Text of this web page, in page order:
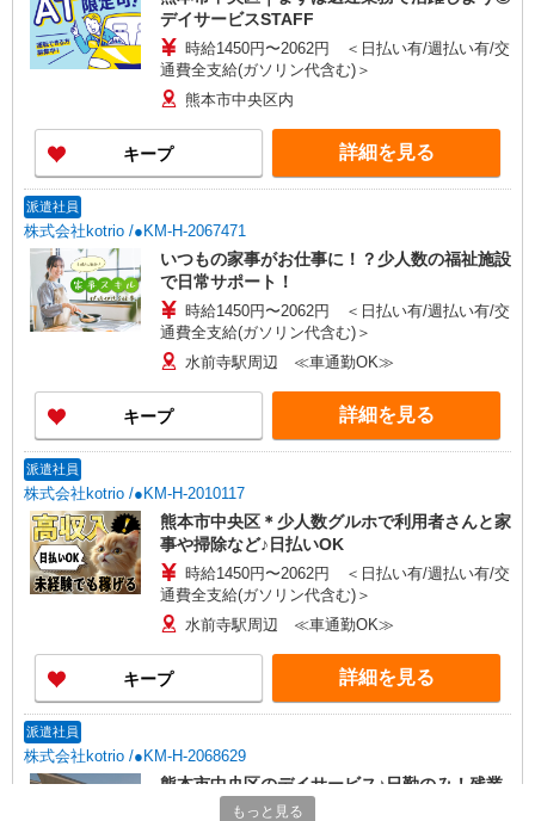
デイサービスSTAFF
時給1450円〜2062円 ＜日払い有/週払い有/交
通費全支給(ガソリン代含む)＞
熊本市中央区内
キープ 詳細を見る
派遣社員
株式会社kotrio /●KM-H-2067471
いつもの家事がお仕事に！？少人数の福祉施設
で日常サポート！
時給1450円〜2062円 ＜日払い有/週払い有/交
通費全支給(ガソリン代含む)＞
水前寺駅周辺 ≪車通勤OK≫
キープ 詳細を見る
派遣社員
株式会社kotrio /●KM-H-2010117
熊本市中央区＊少人数グルホで利用者さんと家
事や掃除など♪日払いOK
時給1450円〜2062円 ＜日払い有/週払い有/交
通費全支給(ガソリン代含む)＞
水前寺駅周辺 ≪車通勤OK≫
キープ 詳細を見る
派遣社員
株式会社kotrio /●KM-H-2068629
熊本市中央区のデイサービス♪日勤のみ！残業
ゼロで趣味も満喫
もっと見る